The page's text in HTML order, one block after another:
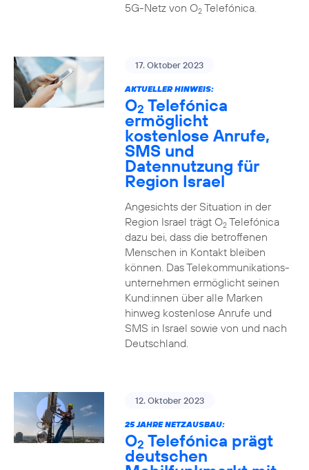
5G-Netz von O2Telefónica.
17. Oktober 2023
AKTUELLER HINWEIS:
O2 Telefónica
ermöglicht
kostenlose Anrufe,
SMS und
Datennutzung für
Region Israel
Angesichts der Situation in der
Region Israel trägt O2Telefónica
dazu bei, dass die betroffenen
Menschen in Kontakt bleiben
können. Das Telekommunikations­
unternehmen ermöglicht seinen
Kund:innen über alle Marken
hinweg kostenlose Anrufe und
SMS in Israel sowie von und nach
Deutschland.
12. Oktober 2023
25 JAHRE NETZAUSBAU:
O2 Telefónica prägt
deutschen